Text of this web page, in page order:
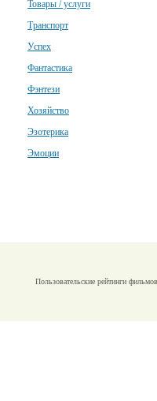
Товары / услуги
Транспорт
Успех
Фантастика
Фэнтези
Хозяйство
Эзотерика
Эмоции
Пользовательские рейтинги фильмов